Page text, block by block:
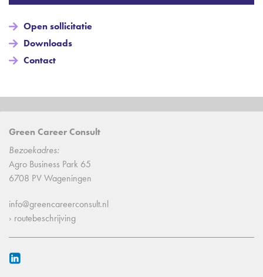
Open sollicitatie
Downloads
Contact
Green Career Consult
Bezoekadres:
Agro Business Park 65
6708 PV Wageningen
info@greencareerconsult.nl
› routebeschrijving